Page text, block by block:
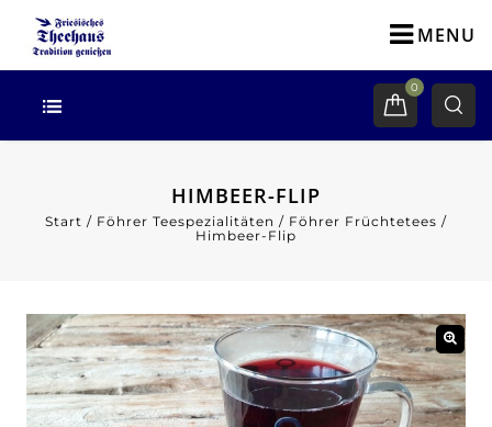
MENU
0
HIMBEER-FLIP
Start / Föhrer Teespezialitäten / Föhrer Früchtetees /
Himbeer-Flip